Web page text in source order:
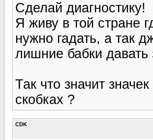
Сделай диагностику!
Я живу в той стране
нужно гадать, а так
лишние бабки давать
Так что значит
скобках ?
CDK